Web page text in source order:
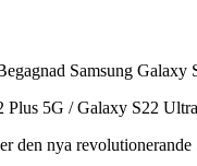
Samsung
5G / Galaxy S22
den nya